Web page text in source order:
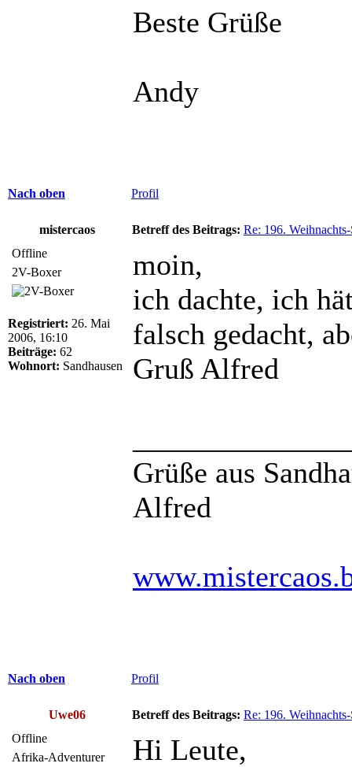
Beste Grüße
Andy
Nach oben Profil
mistercaos Betreff des Beitrags: Re: 196.
Offline
2V-Boxer
Registriert: 26. Mai
2006, 16:10
Beiträge: 62
Wohnort: Sandhausen
moin,
ich dachte, ich
falsch gedacht,
Gruß Alfred
Grüße aus
Alfred
Nach oben Profil
Uwe06 Betreff des Beitrags: Re: 196.
Offline
Afrika-Adventurer
Hi Leute,